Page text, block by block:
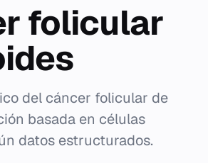
folicular
del cáncer folicular de
basada en células
datos estructurados.